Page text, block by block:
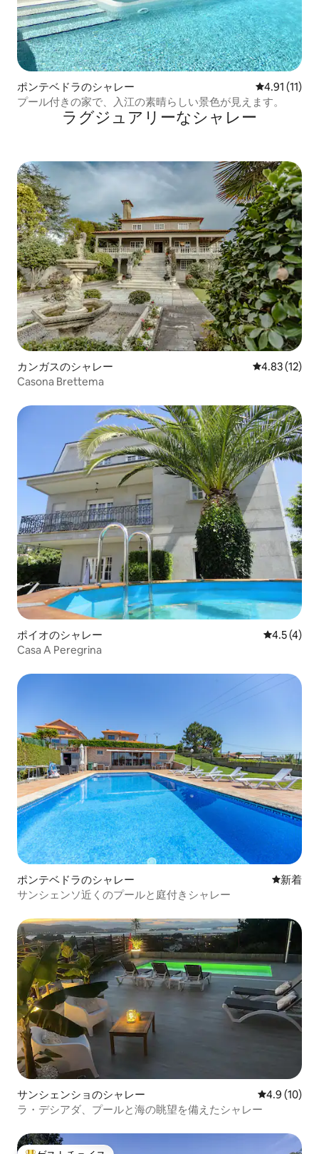
ポンテベドラのシャレー レビュー11
4.91 (11)
プール付きの家で、入江の素晴らしい景色が見えます。
ラグジュアリーなシャレー
カンガスのシャレー レビュー12
4.83 (12)
Casona Brettema
ポイオのシャレー レビュー4
4.5 (4)
Casa A Peregrina
ポンテベドラのシャレー 新しい宿
新着
サンシェンソ近くのプールと庭付きシャレー
サンシェンショのシャレー レビュー10
4.9 (10)
ラ・デシアダ、プールと海の眺望を備えたシャレー